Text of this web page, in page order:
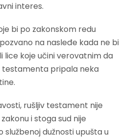
interes.
bi po zakonskom redu
na nasleđe kada ne bi
lice koje učini verovatnim da
testamenta pripala neka
rušljiv testament nije
i stoga sud nije
službenoj dužnosti upušta u